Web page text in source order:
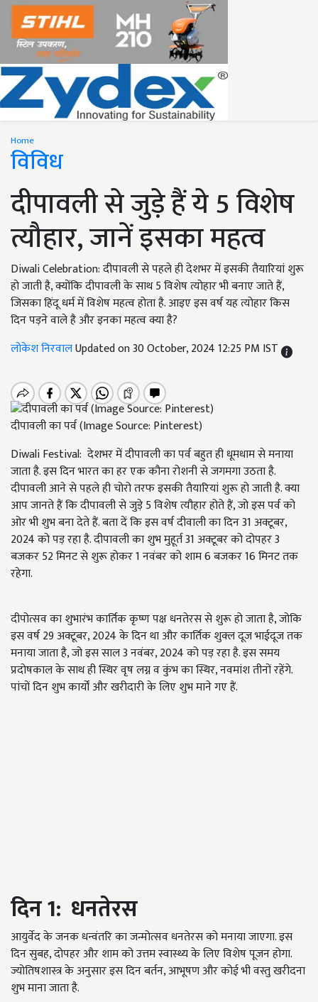
Home
विविध
दीपावली से जुड़े हैं ये 5 विशेष
त्यौहार, जानें इसका महत्व
Diwali Celebration: दीपावली से पहले ही देशभर में इसकी तैयारियां शुरू
हो जाती है, क्योंकि दीपावली के साथ 5 विशेष त्योहार भी बनाए जाते हैं,
जिसका हिंदू धर्म में विशेष महत्व होता है. आइए इस वर्ष यह त्योहार किस
दिन पड़ने वाले है और इनका महत्व क्या है?
लोकेश निरवालUpdated on 30 October, 2024 12:25 PM IST
दीपावली का पर्व (Image Source: Pinterest)
Diwali Festival: देशभर में दीपावली का पर्व बहुत ही धूमधाम से मनाया
जाता है. इस दिन भारत का हर एक कौना रोशनी से जगमगा उठता है.
दीपावली आने से पहले ही चोरो तरफ इसकी तैयारियां शुरू हो जाती है. क्या
आप जानते हैं कि दीपावली से जुड़े 5 विशेष त्यौहार होते हैं, जो इस पर्व को
ओर भी शुभ बना देते हैं. बता दें कि इस वर्ष दीवाली का दिन 31 अक्टूबर,
2024 को पड़ रहा है. दीपावली का शुभ मुहूर्त 31 अक्टूबर को दोपहर 3
बजकर 52 मिनट से शुरू होकर 1 नवंबर को शाम 6 बजकर 16 मिनट तक
रहेगा.
दीपोत्सव का शुभारंभ कार्तिक कृष्ण पक्ष धनतेरस से शुरू हो जाता है, जोकि
इस वर्ष 29 अक्टूबर, 2024 के दिन था और कार्तिक शुक्ल दूज भाईदूज तक
मनाया जाता है, जो इस साल 3 नवंबर, 2024 को पड़ रहा है. इस समय
प्रदोषकाल के साथ ही स्थिर वृष लग्न व कुंभ का स्थिर, नवमांश तीनों रहेंगे.
पांचों दिन शुभ कार्यों और खरीदारी के लिए शुभ माने गए हैं.
दिन1: धनतेरस
आयुर्वेद के जनक धन्वंतरि का जन्मोत्सव धनतेरस को मनाया जाएगा. इस
दिन सुबह, दोपहर और शाम को उत्तम स्वास्थ्य के लिए विशेष पूजन होगा.
ज्योतिषशास्त्र के अनुसार इस दिन बर्तन, आभूषण और कोई भी वस्तु खरीदना
शुभ माना जाता है.